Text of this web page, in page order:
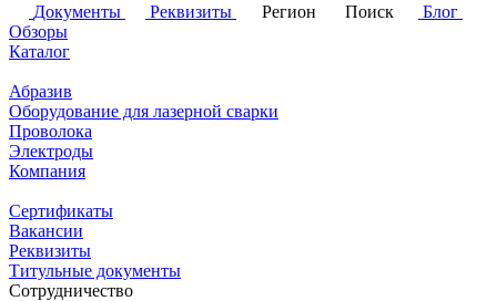
Документы
Реквизиты Регион Поиск
Блог
Обзоры
Каталог
Абразив
Оборудование для лазерной сварки
Проволока
Электроды
Компания
Сертификаты
Вакансии
Реквизиты
Титульные документы
Сотрудничество